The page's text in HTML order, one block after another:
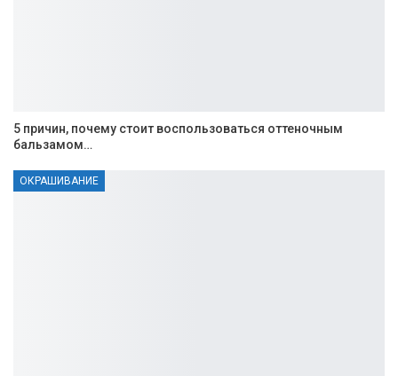
5 причин, почему стоит воспользоваться оттеночным
бальзамом…
ОКРАШИВАНИЕ